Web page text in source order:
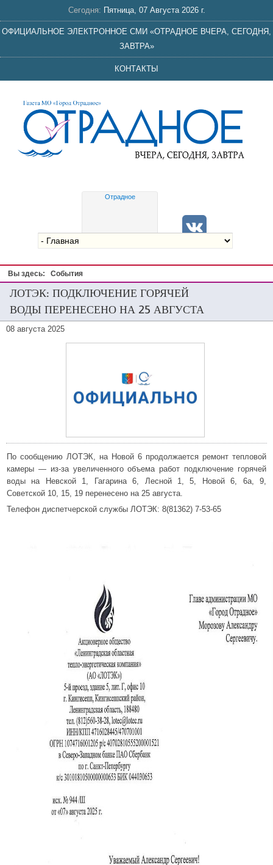
Сегодня: Пятница, 07 Августа 2026 г.
ОФИЦИАЛЬНОЕ ЭЛЕКТРОННОЕ СМИ «ОТРАДНОЕ ВЧЕРА, СЕГОДНЯ,
ЗАВТРА»
КОНТАКТЫ
Отрадное
Вы здесь: События
ЛОТЭК: ПОДКЛЮЧЕНИЕ ГОРЯЧЕЙ
ВОДЫ ПЕРЕНЕСЕНО НА 25 АВГУСТА
08 августа 2025
По сообщению ЛОТЭК, на Новой 6 продолжается ремонт тепловой
камеры — из-за увеличенного объема работ подключение горячей
воды на Невской 1, Гагарина 6, Лесной 1, 5, Новой 6, 6а, 9,
Советской 10, 15, 19 перенесено на 25 августа.
Телефон диспетчерской службы ЛОТЭК: 8(81362) 7-53-65